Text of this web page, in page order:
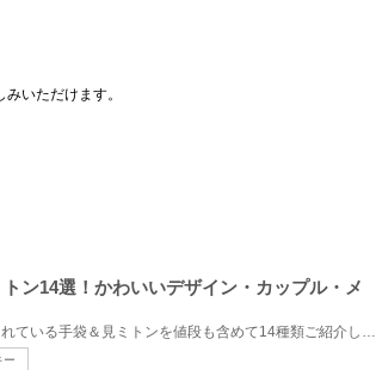
いただけます。
ン14選！かわいいデザイン・カップル・メ
ディズニーランド・ディズニーシーで販売されている手袋＆見ミトンを値段も含めて14種類ご紹介します。...
ー